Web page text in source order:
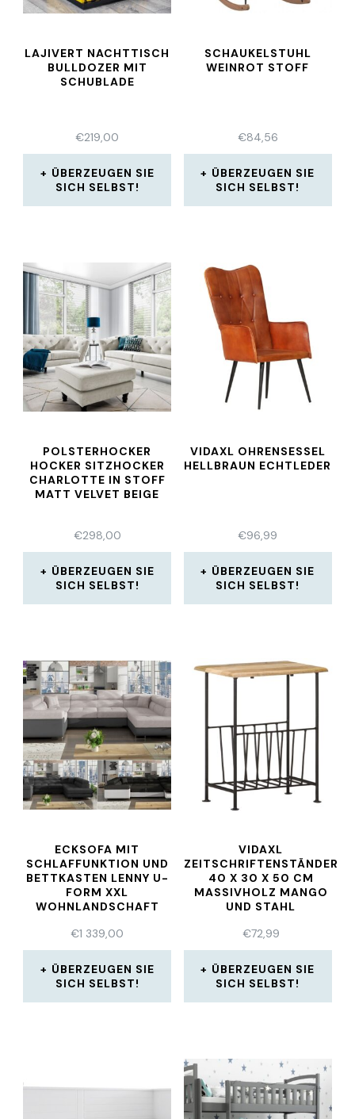
LAJIVERT NACHTTISCH
BULLDOZER MIT
SCHUBLADE
€219,00
ÜBERZEUGEN SIE
SICH SELBST!
SCHAUKELSTUHL
WEINROT STOFF
€84,56
ÜBERZEUGEN SIE
SICH SELBST!
POLSTERHOCKER
HOCKER SITZHOCKER
CHARLOTTE IN STOFF
MATT VELVET BEIGE
€298,00
ÜBERZEUGEN SIE
SICH SELBST!
VIDAXL OHRENSESSEL
HELLBRAUN ECHTLEDER
€96,99
ÜBERZEUGEN SIE
SICH SELBST!
ECKSOFA MIT
SCHLAFFUNKTION UND
BETTKASTEN LENNY U-
FORM XXL
WOHNLANDSCHAFT
€1 339,00
ÜBERZEUGEN SIE
SICH SELBST!
VIDAXL
ZEITSCHRIFTENSTÄNDER
40 X 30 X 50 CM
MASSIVHOLZ MANGO
UND STAHL
€72,99
ÜBERZEUGEN SIE
SICH SELBST!